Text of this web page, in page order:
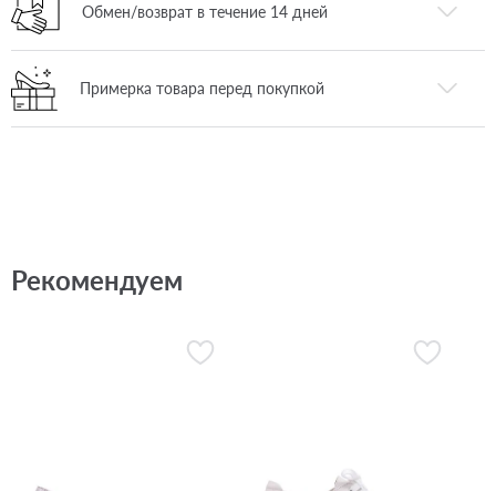
Обмен/возврат в течение 14 дней
Примерка товара перед покупкой
Рекомендуем